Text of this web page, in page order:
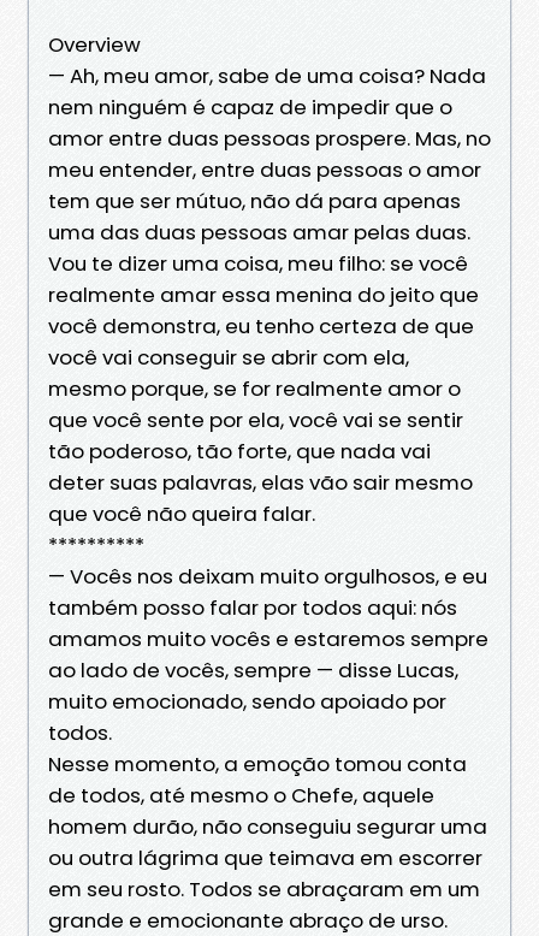
Overview
— Ah, meu amor, sabe de uma coisa? Nada
nem ninguém é capaz de impedir que o
amor entre duas pessoas prospere. Mas, no
meu entender, entre duas pessoas o amor
tem que ser mútuo, não dá para apenas
uma das duas pessoas amar pelas duas.
Vou te dizer uma coisa, meu filho: se você
realmente amar essa menina do jeito que
você demonstra, eu tenho certeza de que
você vai conseguir se abrir com ela,
mesmo porque, se for realmente amor o
que você sente por ela, você vai se sentir
tão poderoso, tão forte, que nada vai
deter suas palavras, elas vão sair mesmo
que você não queira falar.
**********
— Vocês nos deixam muito orgulhosos, e eu
também posso falar por todos aqui: nós
amamos muito vocês e estaremos sempre
ao lado de vocês, sempre — disse Lucas,
muito emocionado, sendo apoiado por
todos.
Nesse momento, a emoção tomou conta
de todos, até mesmo o Chefe, aquele
homem durão, não conseguiu segurar uma
ou outra lágrima que teimava em escorrer
em seu rosto. Todos se abraçaram em um
grande e emocionante abraço de urso.